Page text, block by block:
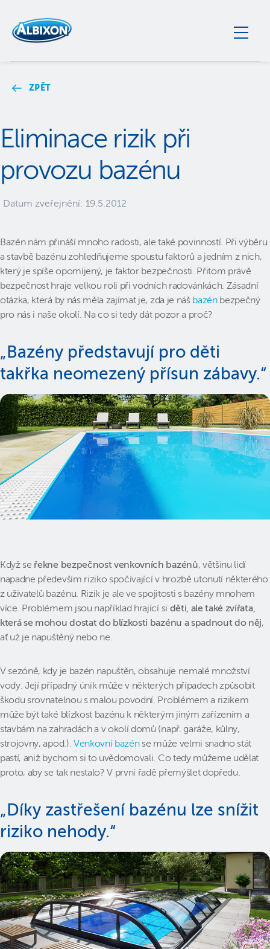
ZPĚT
Eliminace rizik při
provozu bazénu
Datum zveřejnění: 19.5.2012
Bazén nám přináší mnoho radosti, ale také povinností. Při výběru
a stavbě bazénu zohledňujeme spoustu faktorů a jedním z nich,
který je spíše opomíjený, je faktor bezpečnosti. Přitom právě
bezpečnost hraje velkou roli při vodních radovánkách. Zásadní
otázka, která by nás měla zajímat je, zda je náš bazénbezpečný
pro nás i naše okolí. Na co si tedy dát pozor a proč?
„Bazény představují pro děti
takřka neomezený přísun zábavy.“
Když se řekne bezpečnost venkovních bazénů, většinu lidí
napadne především riziko spočívající v hrozbě utonutí některého
z uživatelů bazénu. Rizik je ale ve spojitosti s bazény mnohem
více. Problémem jsou například hrající si děti, ale také zvířata,
která se mohou dostat do blízkosti bazénu a spadnout do něj,
ať už je napuštěný nebo ne.
V sezóně, kdy je bazén napuštěn, obsahuje nemalé množství
vody. Její případný únik může v některých případech způsobit
škodu srovnatelnou s malou povodní. Problémem a rizikem
může být také blízkost bazénu k některým jiným zařízením a
stavbám na zahradách a v okolí domů (např. garáže, kůlny,
strojovny, apod.). Venkovní bazénse může velmi snadno stát
pastí, aniž bychom si to uvědomovali. Co tedy můžeme udělat
proto, aby se tak nestalo? V první řadě přemýšlet dopředu.
„Díky zastřešení bazénu lze snížit
riziko nehody.“